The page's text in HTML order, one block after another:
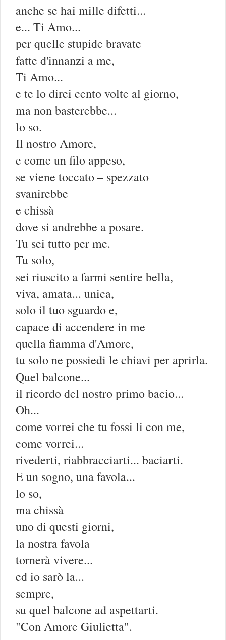
anche se hai mille difetti...
e... Ti Amo...
per quelle stupide bravate
fatte d'innanzi a me,
Ti Amo...
e te lo direi cento volte al giorno,
ma non basterebbe...
lo so.
Il nostro Amore,
e come un filo appeso,
se viene toccato – spezzato
svanirebbe
e chissà
dove si andrebbe a posare.
Tu sei tutto per me.
Tu solo,
sei riuscito a farmi sentire bella,
viva, amata... unica,
solo il tuo sguardo e,
capace di accendere in me
quella fiamma d'Amore,
tu solo ne possiedi le chiavi per aprirla.
Quel balcone...
il ricordo del nostro primo bacio...
Oh...
come vorrei che tu fossi li con me,
come vorrei...
rivederti, riabbracciarti... baciarti.
E un sogno, una favola...
lo so,
ma chissà
uno di questi giorni,
la nostra favola
tornerà vivere...
ed io sarò la...
sempre,
su quel balcone ad aspettarti.
"Con Amore Giulietta".